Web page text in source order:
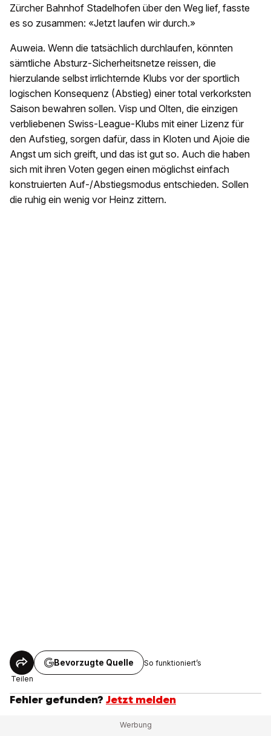
Zürcher Bahnhof Stadelhofen über den Weg lief, fasste
es so zusammen: «Jetzt laufen wir durch.»
Auweia. Wenn die tatsächlich durchlaufen, könnten
sämtliche Absturz-Sicherheitsnetze reissen, die
hierzulande selbst irrlichternde Klubs vor der sportlich
logischen Konsequenz (Abstieg) einer total verkorksten
Saison bewahren sollen. Visp und Olten, die einzigen
verbliebenen Swiss-League-Klubs mit einer Lizenz für
den Aufstieg, sorgen dafür, dass in Kloten und Ajoie die
Angst um sich greift, und das ist gut so. Auch die haben
sich mit ihren Voten gegen einen möglichst einfach
konstruierten Auf-/Abstiegsmodus entschieden. Sollen
die ruhig ein wenig vor Heinz zittern.
Teilen
Bevorzugte Quelle So funktioniert’s
Fehler gefunden? Jetzt melden